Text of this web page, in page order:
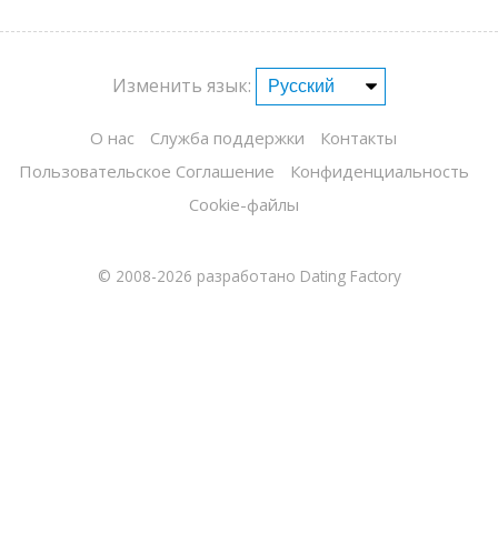
Изменить язык:
О нас Служба поддержки
Контакты
Пользовательское Соглашение
Конфиденциальность
Cookie-файлы
© 2008-2026 разработано Dating Factory